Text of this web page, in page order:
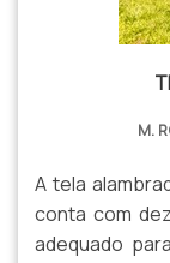
M.
A tela
conta com
adequado